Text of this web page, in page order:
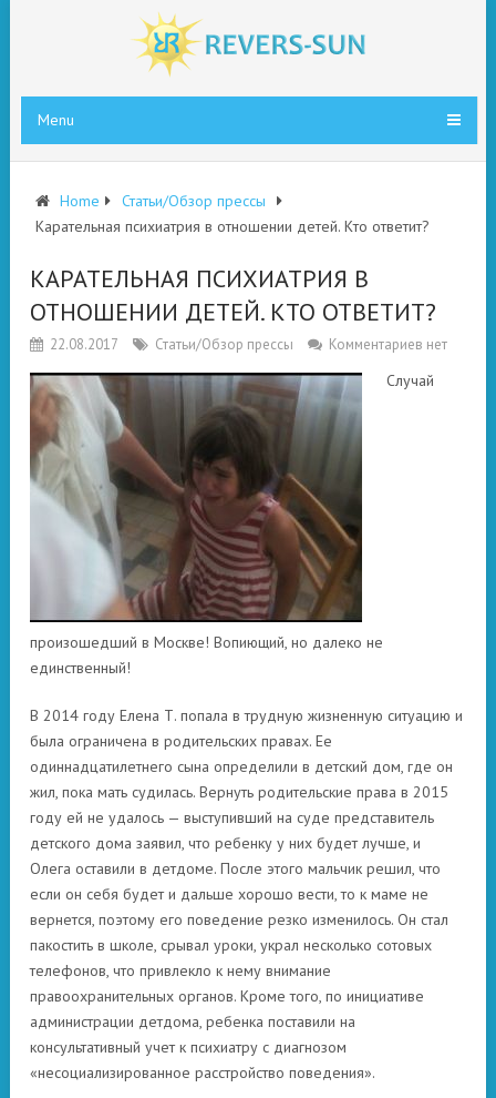
Menu
Home
Статьи/Обзор прессы
Карательная психиатрия в отношении детей. Кто ответит?
КАРАТЕЛЬНАЯ ПСИХИАТРИЯ В
ОТНОШЕНИИ ДЕТЕЙ. КТО ОТВЕТИТ?
22.08.2017 Статьи/Обзор прессы Комментариев нет
Случай
произошедший в Москве! Вопиющий, но далеко не
единственный!
В 2014 году Елена Т. попала в трудную жизненную ситуацию и
была ограничена в родительских правах. Ее
одиннадцатилетнего сына определили в детский дом, где он
жил, пока мать судилась. Вернуть родительские права в 2015
году ей не удалось — выступивший на суде представитель
детского дома заявил, что ребенку у них будет лучше, и
Олега оставили в детдоме. После этого мальчик решил, что
если он себя будет и дальше хорошо вести, то к маме не
вернется, поэтому его поведение резко изменилось. Он стал
пакостить в школе, срывал уроки, украл несколько сотовых
телефонов, что привлекло к нему внимание
правоохранительных органов. Кроме того, по инициативе
администрации детдома, ребенка поставили на
консультативный учет к психиатру с диагнозом
«несоциализированное расстройство поведения».